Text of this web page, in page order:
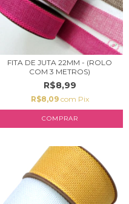
FITA DE JUTA 22MM - (ROLO
COM 3 METROS)
R$8,99
R$8,09 com Pix
COMPRAR